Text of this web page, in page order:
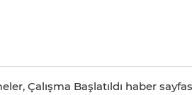
Çalışma Başlatıldı haber